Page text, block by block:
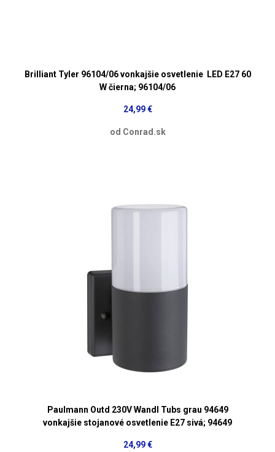
Brilliant Tyler 96104/06 vonkajšie osvetlenie LED E27 60
W čierna; 96104/06
24,99 €
od Conrad.sk
Paulmann Outd 230V Wandl Tubs grau 94649
vonkajšie stojanové osvetlenie E27 sivá; 94649
24,99 €